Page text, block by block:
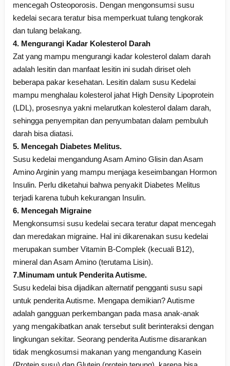
mencegah Osteoporosis. Dengan mengonsumsi susu
kedelai secara teratur bisa memperkuat tulang tengkorak
dan tulang belakang.
4. Mengurangi Kadar Kolesterol Darah
Zat yang mampu mengurangi kadar kolesterol dalam darah
adalah lesitin dan manfaat lesitin ini sudah diriset oleh
beberapa pakar kesehatan. Lesitin dalam susu Kedelai
mampu menghalau kolesterol jahat High Density Lipoprotein
(LDL), prosesnya yakni melarutkan kolesterol dalam darah,
sehingga penyempitan dan penyumbatan dalam pembuluh
darah bisa diatasi.
5. Mencegah Diabetes Melitus.
Susu kedelai mengandung Asam Amino Glisin dan Asam
Amino Arginin yang mampu menjaga keseimbangan Hormon
Insulin. Perlu diketahui bahwa penyakit Diabetes Melitus
terjadi karena tubuh kekurangan Insulin.
6. Mencegah Migraine
Mengkonsumsi susu kedelai secara teratur dapat mencegah
dan meredakan migraine. Hal ini dikarenakan susu kedelai
merupakan sumber Vitamin B-Complek (kecuali B12),
mineral dan Asam Amino (terutama Lisin).
7.Minumam untuk Penderita Autisme.
Susu kedelai bisa dijadikan alternatif pengganti susu sapi
untuk penderita Autisme. Mengapa demikian? Autisme
adalah gangguan perkembangan pada masa anak-anak
yang mengakibatkan anak tersebut sulit berinteraksi dengan
lingkungan sekitar. Seorang penderita Autisme disarankan
tidak mengkosumsi makanan yang mengandung Kasein